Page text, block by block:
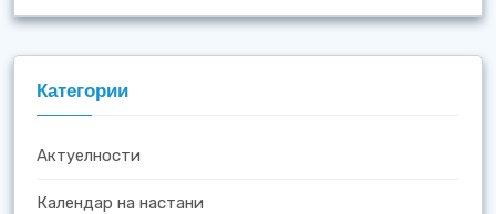
Категории
Актуелности
Календар на настани